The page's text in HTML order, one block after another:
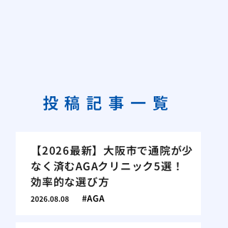
投稿記事一覧
【2026最新】大阪市で通院が少
なく済むAGAクリニック5選！
効率的な選び方
2026.08.08 AGA